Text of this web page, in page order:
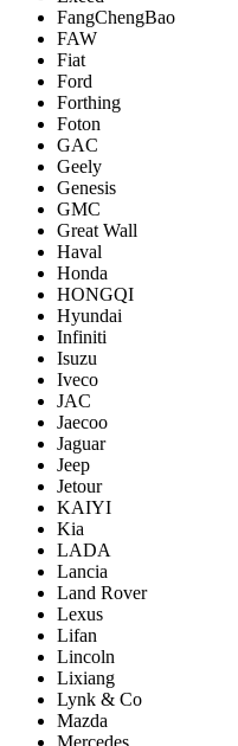
FangChengBao
FAW
Fiat
Ford
Forthing
Foton
GAC
Geely
Genesis
GMC
Great Wall
Haval
Honda
HONGQI
Hyundai
Infiniti
Isuzu
Iveco
JAC
Jaecoo
Jaguar
Jeep
Jetour
KAIYI
Kia
LADA
Lancia
Land Rover
Lexus
Lifan
Lincoln
Lixiang
Lynk & Co
Mazda
Mercedes